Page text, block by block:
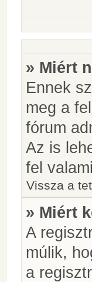
» Miért
Ennek
meg a
fórum
Az is
fel
Vissza a
» Miért
A
múlik,
a